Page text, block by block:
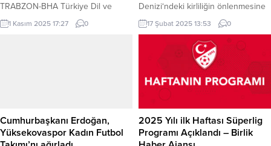
TRABZON-BHA Türkiye Dil ve
Edebiyat Derneği (TDED), Trabzon
Büyükşehir Belediyesi ve
gerçekleşen ve dilin millet
kimliğindeki hayati rolüne dikkat
çeken panel, akademisyenler,
1 Kasım 2025 17:27 0
Denizi‘ndeki kirliliğin önlenmesine
yönelik başlatılan yeni projeyle,
bölgedeki su kirliliğini azaltmak
amacıyla “yüzer bitki adaları”
oluşturulması planlanıyor. Proje,
Bursa Karacabey Çapraz Çayı’nda
hayata geçirilecek ve Çevre,
Şehircilik ve İklim Değişikliği
Bakanlığı, Bursa Uludağ
Üniversitesi (BUÜ) ile Demirtaş
Organize Sanayi Bölgesi (DOSAB)
işbirliğinde yürütülecek. Marmara
17 Şubat 2025 13:53 0
Cumhurbaşkanı Erdoğan,
Yüksekovaspor Kadın Futbol
2025 Yılı ilk Haftası Süperlig
Programı Açıklandı – Birlik